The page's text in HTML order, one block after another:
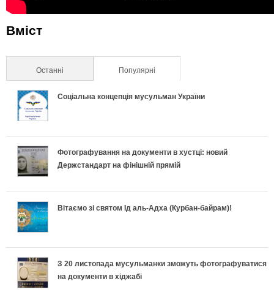
Вміст
Останні Популярні
Соціальна концепція мусульман України
Фотографування на документи в хустці: новий
Держстандарт на фінішній прямій
Вітаємо зі святом Ід аль-Адха (Курбан-байрам)!
З 20 листопада мусульманки зможуть фотографуватися
на документи в хіджабі